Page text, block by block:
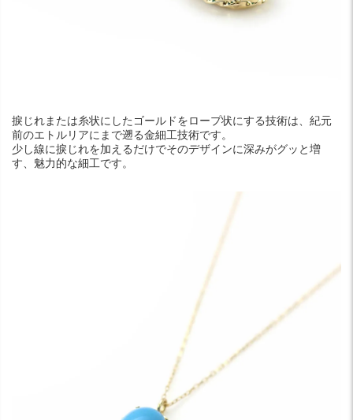
捩じれまたは糸状にしたゴールドをロープ状にする技術は、紀元
前のエトルリアにまで遡る金細工技術です。
少し線に捩じれを加えるだけでそのデザインに深みがグッと増
す、魅力的な細工です。